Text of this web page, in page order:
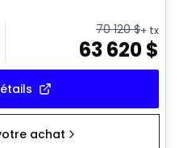
70 120$+ tx
63 620$
achat